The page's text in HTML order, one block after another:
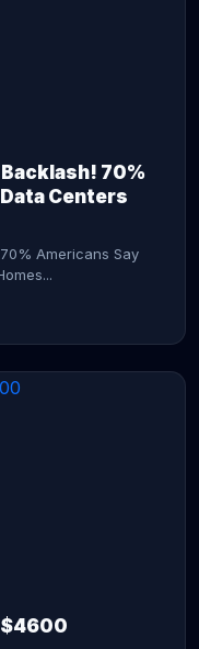
70%
Centers
Americans Say
$4600